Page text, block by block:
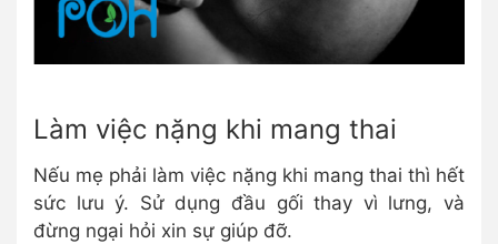
Làm việc nặng khi mang thai
Nếu mẹ phải làm việc nặng khi mang thai thì hết
sức lưu ý. Sử dụng đầu gối thay vì lưng, và
đừng ngại hỏi xin sự giúp đỡ.